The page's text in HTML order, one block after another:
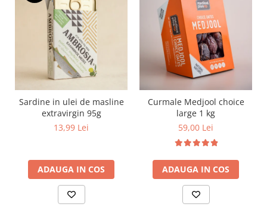
Sardine in ulei de masline
extravirgin 95g
13,99 Lei
ADAUGA IN COS
Curmale Medjool choice
large 1 kg
59,00 Lei
ADAUGA IN COS